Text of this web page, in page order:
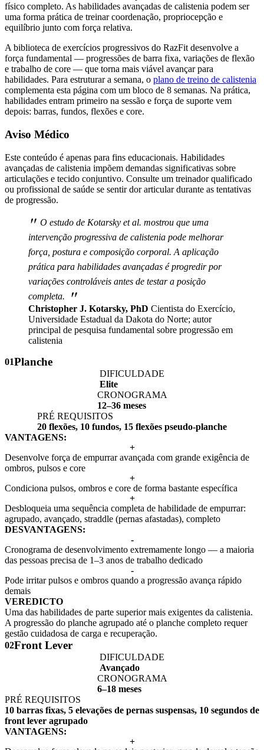
físico completo. As habilidades avançadas de calistenia podem ser
uma forma prática de treinar coordenação, propriocepção e
equilíbrio junto com força relativa.
A biblioteca de exercícios progressivos do RazFit desenvolve a
força fundamental — progressões de barra fixa, variações de flexão
e trabalho de core — que torna mais viável avançar para
habilidades. Para estruturar a semana, o plano de treino de calistenia
complementa esta página com um bloco de 8 semanas. Na prática,
habilidades entram primeiro na sessão e força de suporte vem
depois: barras, fundos, flexões e core.
Aviso Médico
Este conteúdo é apenas para fins educacionais. Habilidades
avançadas de calistenia impõem demandas significativas sobre
articulações e tecido conjuntivo. Consulte um treinador qualificado
ou profissional de saúde se sentir dor articular durante as tentativas
de progressão.
" O estudo de Kotarsky et al. mostrou que uma
intervenção progressiva de calistenia pode melhorar
força, postura e composição corporal. A aplicação
prática para habilidades avançadas é progredir por
variações controláveis antes de testar a posição
completa.
"
Christopher J. Kotarsky, PhD Cientista do Exercício,
Universidade Estadual da Dakota do Norte; autor
principal de pesquisa fundamental sobre progressão em
calistenia
01Planche
DIFICULDADE
Elite
CRONOGRAMA
12–36 meses
PRÉ REQUISITOS
20 flexões, 10 fundos, 15 flexões pseudo-planche
VANTAGENS:
+
Desenvolve força de empurrar avançada com grande exigência de
ombros, pulsos e core
+
Condiciona pulsos, ombros e core de forma bastante específica
+
Desbloqueia uma sequência completa de habilidade de empurrar:
agrupado, avançado, straddle (pernas afastadas), completo
DESVANTAGENS:
-
Cronograma de desenvolvimento extremamente longo — a maioria
das pessoas precisa de 1–3 anos de trabalho dedicado
-
Pode irritar pulsos e ombros quando a progressão avança rápido
demais
VEREDICTO
Uma das habilidades de parte superior mais exigentes da calistenia.
A progressão do planche agrupado até o planche completo requer
gestão cuidadosa de carga e recuperação.
02Front Lever
DIFICULDADE
Avançado
CRONOGRAMA
6–18 meses
PRÉ REQUISITOS
10 barras fixas, 5 elevações de pernas suspensas, 10 segundos de
front lever agrupado
VANTAGENS:
+